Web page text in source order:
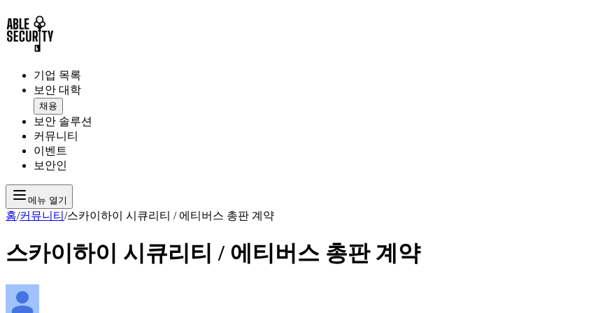
기업 목록
보안 대학
채용
보안 솔루션
커뮤니티
이벤트
보안인
메뉴 열기
홈/커뮤니티 /스카이하이 시큐리티 / 에티버스 총판 계약
스카이하이 시큐리티 / 에티버스 총판 계약